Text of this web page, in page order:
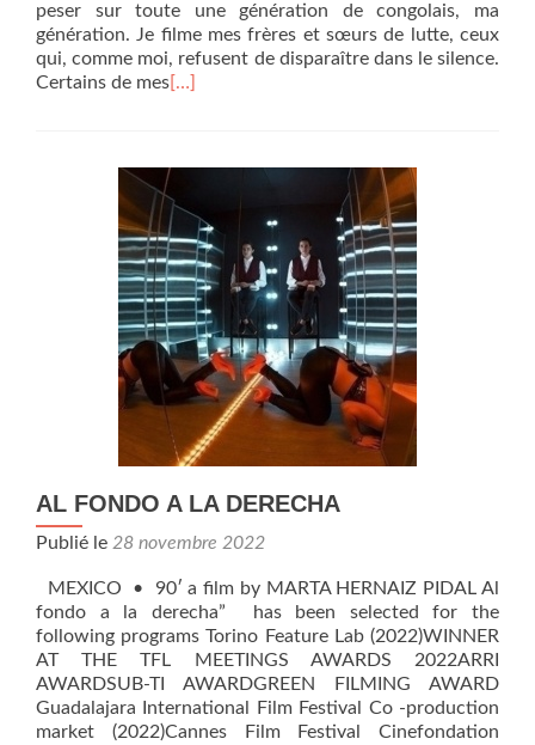
peser sur toute une génération de congolais, ma
génération. Je filme mes frères et sœurs de lutte, ceux
qui, comme moi, refusent de disparaître dans le silence.
Certains de mes […]
AL FONDO A LA DERECHA
Publié le 28 novembre 2022
MEXICO • 90′ a film by MARTA HERNAIZ PIDAL Al
fondo a la derecha” has been selected for the
following programs Torino Feature Lab (2022)WINNER
AT THE TFL MEETINGS AWARDS 2022ARRI
AWARDSUB-TI AWARDGREEN FILMING AWARD
Guadalajara International Film Festival Co -production
market (2022)Cannes Film Festival Cinefondation